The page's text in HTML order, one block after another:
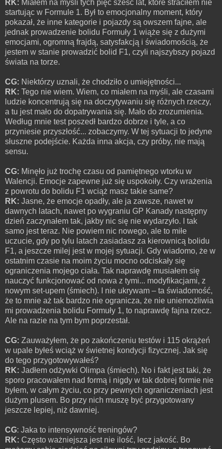
RK: Miałem na myśli tych pięć sześć lat, które straciłem nie
startując w Formule 1. Był to emocjonalny moment, który
pokazał, że inne kategorie i pojazdy są owszem fajne, ale
jednak prowadzenie bolidu Formuły 1 wiąże się z dużymi
emocjami, ogromną frajdą, satysfakcją i świadomością, że
jestem w stanie prowadzić bolid F1, czyli najszybszy pojazd
świata na torze.
CG: Niektórzy uznali, że chodziło o umiejętności...
RK: Tego nie wiem. Wiem, co miałem na myśli, ale czasami
ludzie koncentrują się na doczytywaniu się różnych rzeczy,
a tu jest mało do dopatrywania się. Mało do zrozumienia.
Według mnie test poszedł bardzo dobrze i tyle, a co
przyniesie przyszłość... zobaczymy. W tej sytuacji to jedyne
słuszne podejście. Każda inna akcja, czy próby, nie mają
sensu.
CG: Minęło już trochę czasu od pamiętnego wtorku w
Walencji. Emocje zapewne już się uspokoiły. Czy wrażenia
z powrotu do bolidu F1 wciąż masz takie same?
RK: Jasne, że emocje opadły, ale ja zawsze, nawet w
dawnych latach, nawet po wygraniu GP Kanady następny
dzień zaczynałem tak, jakby nic się nie wydarzyło. I tak
samo jest teraz. Nie powiem nic nowego, ale to miłe
uczucie, gdy po tylu latach zasiadasz za kierownicą bolidu
F1, a jeszcze milej jest w mojej sytuacji. Gdy wiadomo, że w
ostatnim czasie na moim życiu mocno odciskały się
ograniczenia mojego ciała. Tak naprawdę musiałem się
nauczyć funkcjonować od nowa z tymi... modyfikacjami, z
nowym set-upem (śmiech). I nie ukrywam – ta świadomość,
że to mnie aż tak bardzo nie ogranicza, że nie uniemożliwia
mi prowadzenia bolidu Formuły 1, to naprawdę fajna rzecz.
Ale na razie na tym bym poprzestał.
CG: Zauważyłem, że po zakończeniu testów i 115 okrążeń
w upale byłeś wciąż w świetnej kondycji fizycznej. Jak się
do tego przygotowywałeś?
RK: Jadłem odżywki Olimpa (śmiech). No i fakt jest taki, że
sporo pracowałem nad formą i nigdy w tak dobrej formie nie
byłem, w całym życiu, co przy pewnych ograniczeniach jest
dużym plusem. Bo przy nich muszę być przygotowany
jeszcze lepiej, niż dawniej.
CG: Jaka to intensywność treningów?
RK: Często ważniejsza jest nie ilość, lecz jakość. Bo